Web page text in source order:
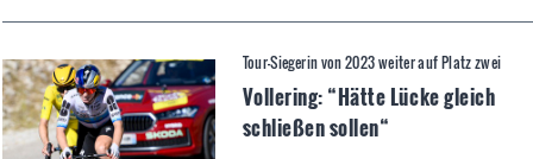
Tour-Siegerin von 2023 weiter auf Platz zwei
Vollering: “Hätte Lücke gleich
schließen sollen“